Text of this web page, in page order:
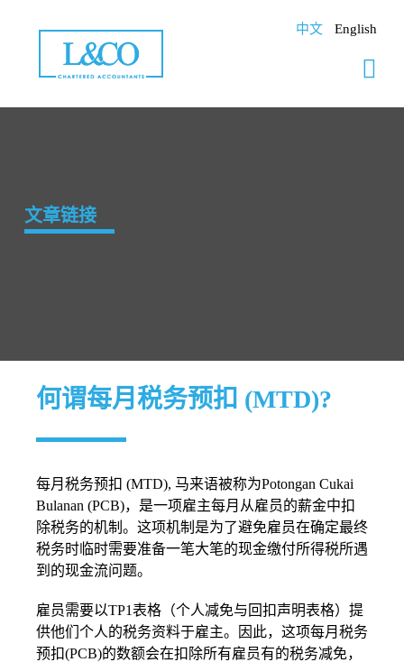
中文 English
文章链接
何谓每月税务预扣 (MTD)?
每月税务预扣 (MTD), 马来语被称为Potongan Cukai
Bulanan (PCB)，是一项雇主每月从雇员的薪金中扣
除税务的机制。这项机制是为了避免雇员在确定最终
税务时临时需要准备一笔大笔的现金缴付所得税所遇
到的现金流问题。
雇员需要以TP1表格（个人减免与回扣声明表格）提
供他们个人的税务资料于雇主。因此，这项每月税务
预扣(PCB)的数额会在扣除所有雇员有的税务减免，